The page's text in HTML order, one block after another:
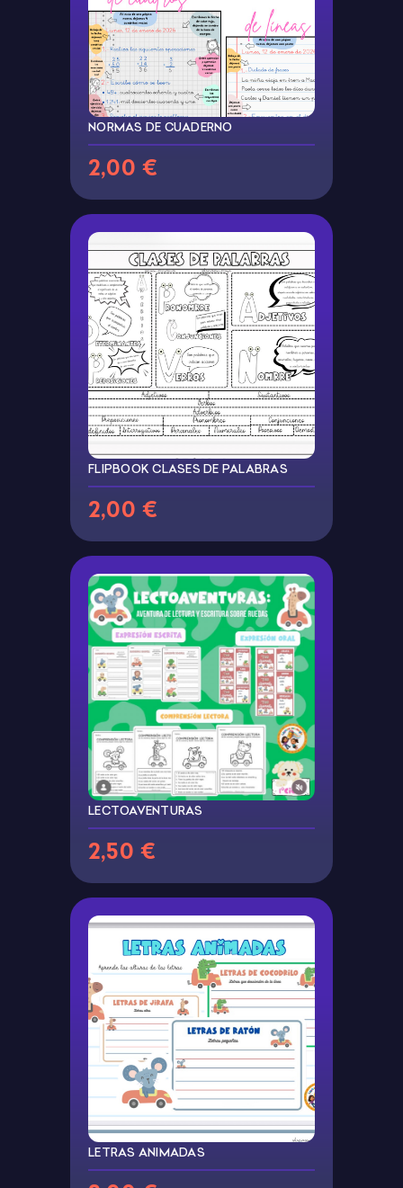
NORMAS DE CUADERNO
2,00 €
FLIPBOOK CLASES DE PALABRAS
2,00 €
LECTOAVENTURAS
2,50 €
LETRAS ANIMADAS